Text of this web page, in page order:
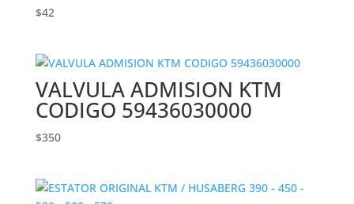
$42
VALVULA ADMISION KTM
CODIGO 59436030000
$350